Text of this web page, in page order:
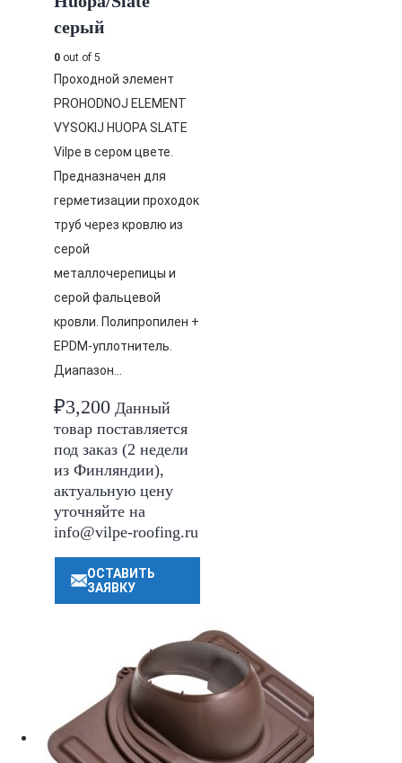
серый
0 out of 5
Проходной элемент
PROHODNOJ ELEMENT
VYSOKIJ HUOPA SLATE
Vilpe в сером цвете.
Предназначен для
герметизации проходок
труб через кровлю из
серой
металлочерепицы и
серой фальцевой
кровли. Полипропилен +
EPDM-уплотнитель.
Диапазон…
₽3,200 Данный
товар поставляется
под заказ (2 недели
из Финляндии),
актуальную цену
уточняйте на
info@vilpe-roofing.ru
ОСТАВИТЬ
ЗАЯВКУ